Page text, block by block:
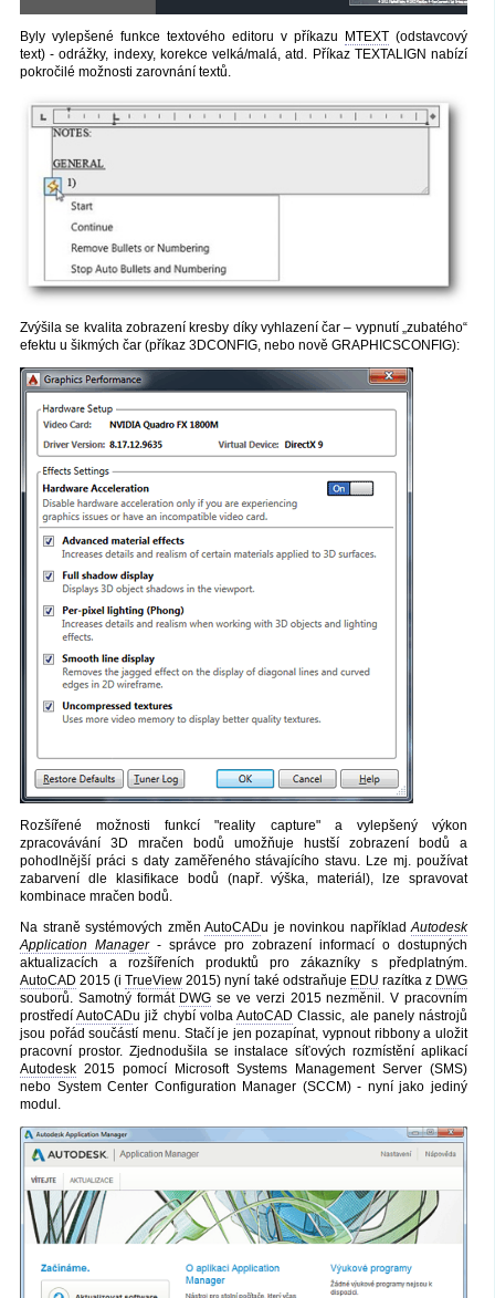
Byly vylepšené funkce textového editoru v příkazu MTEXT (odstavcový
text) - odrážky, indexy, korekce velká/malá, atd. Příkaz TEXTALIGN nabízí
pokročilé možnosti zarovnání textů.
Zvýšila se kvalita zobrazení kresby díky vyhlazení čar – vypnutí „zubatého“
efektu u šikmých čar (příkaz 3DCONFIG, nebo nově GRAPHICSCONFIG):
Rozšířené možnosti funkcí "reality capture" a vylepšený výkon
zpracovávání 3D mračen bodů umožňuje hustší zobrazení bodů a
pohodlnější práci s daty zaměřeného stávajícího stavu. Lze mj. používat
zabarvení dle klasifikace bodů (např. výška, materiál), lze spravovat
kombinace mračen bodů.
Na straně systémových změn AutoCADu je novinkou například Autodesk
Application Manager- správce pro zobrazení informací o dostupných
aktualizacích a rozšířeních produktů pro zákazníky s předplatným.
AutoCAD 2015 (iTrueView 2015) nyní také odstraňuje EDU razítka z DWG
souborů. Samotný formát DWG se ve verzi 2015 nezměnil. V pracovním
prostředíAutoCADu již chybí volbaAutoCAD Classic, ale panely nástrojů
jsou pořád součástí menu. Stačí je jen pozapínat, vypnout ribbony a uložit
pracovní prostor. Zjednodušila se instalace síťových rozmístění aplikací
Autodesk 2015 pomocí Microsoft Systems Management Server (SMS)
nebo System Center Configuration Manager (SCCM) - nyní jako jediný
modul.